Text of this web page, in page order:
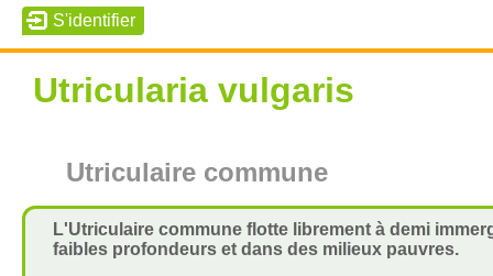
Utricularia vulgaris
Utriculaire commune
L'Utriculaire commune flotte librement à demi
faibles profondeurs et dans des milieux pauvres.